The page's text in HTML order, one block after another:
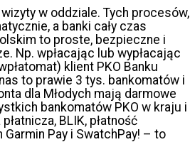
w oddziale. Tych procesów,
a banki cały czas
to proste, bezpieczne i
Np. wpłacając lub wypłacając
klient PKO Banku
to prawie 3 tys. bankomatów i
dla Młodych mają darmowe
bankomatów PKO w kraju i
BLIK, płatność
Garmin Pay i SwatchPay! – to